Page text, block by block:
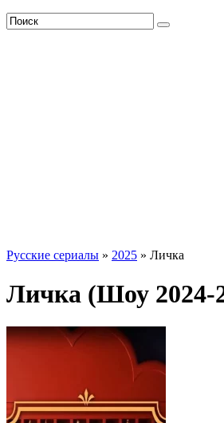
Русские сериалы » 2025 » Личка
Личка (Шоу 2024-